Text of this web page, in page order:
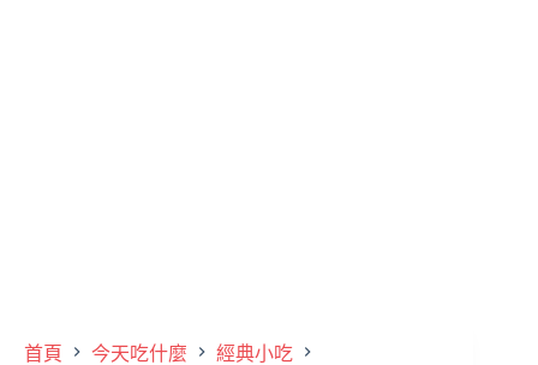
首頁 今天吃什麼
經典小吃